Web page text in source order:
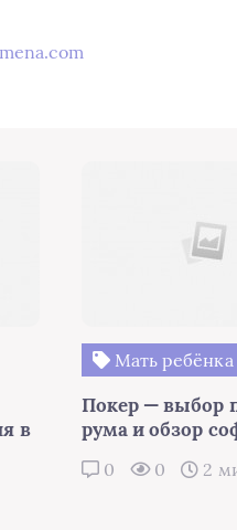
в
Мать ребёнка
Покер — выбор
рума и обзор
0 0 2